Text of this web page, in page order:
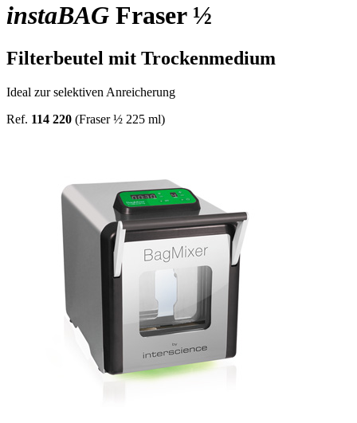
instaBAG Fraser ½
Filterbeutel mit Trockenmedium
Ideal zur selektiven Anreicherung
Ref. 114 220 (Fraser ½ 225 ml)